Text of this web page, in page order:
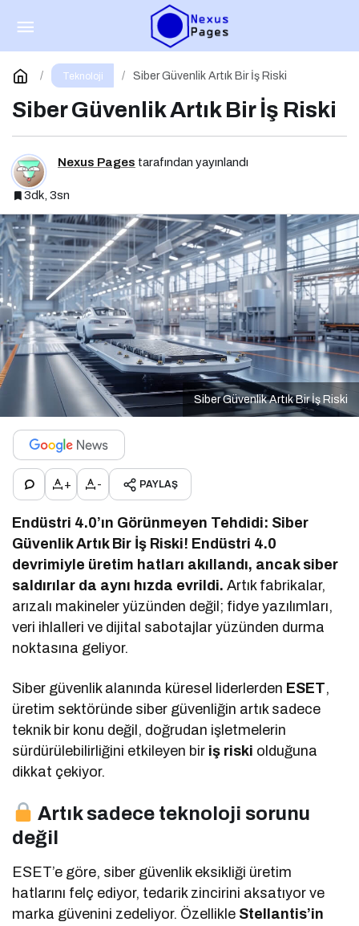
Teknoloji Siber Güvenlik Artık Bir İş Riski
Siber Güvenlik Artık Bir İş Riski
Nexus Pages tarafından yayınlandı
3dk, 3sn
Siber Güvenlik Artık Bir İş Riski
+ - PAYLAŞ
Endüstri 4.0’ın Görünmeyen Tehdidi: Siber
Güvenlik Artık Bir İş Riski! Endüstri 4.0
devrimiyle üretim hatları akıllandı, ancak siber
saldırılar da aynı hızda evrildi. Artık fabrikalar,
arızalı makineler yüzünden değil; fidye yazılımları,
veri ihlalleri ve dijital sabotajlar yüzünden durma
noktasına geliyor.
Siber güvenlik alanında küresel liderlerden ESET,
üretim sektöründe siber güvenliğin artık sadece
teknik bir konu değil, doğrudan işletmelerin
sürdürülebilirliğini etkileyen bir iş riski olduğuna
dikkat çekiyor.
Artık sadece teknoloji sorunu
değil
ESET’e göre, siber güvenlik eksikliği üretim
hatlarını felç ediyor, tedarik zincirini aksatıyor ve
marka güvenini zedeliyor. Özellikle Stellantis’in
Üretim Sektöründe Artan Tehditler
Yorum Yap